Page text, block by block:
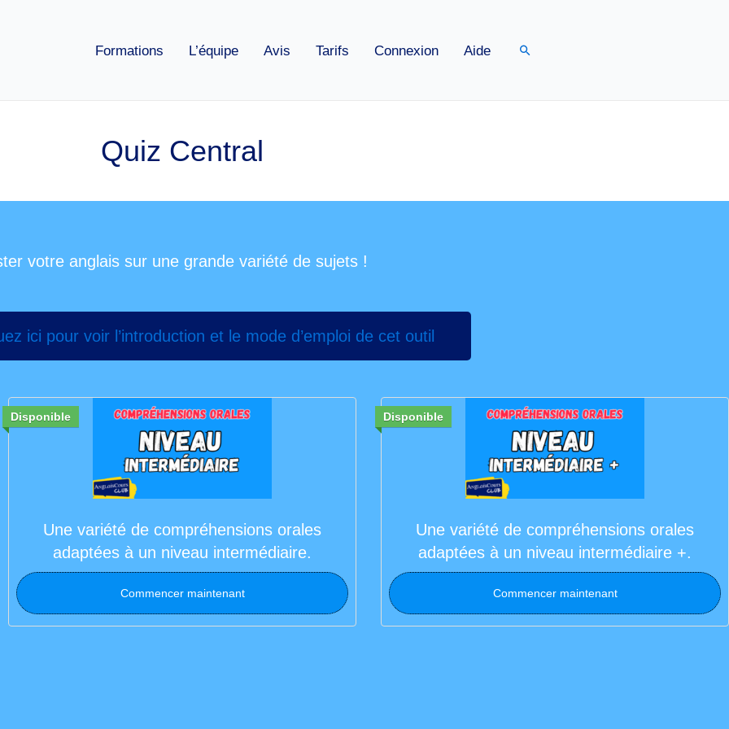
Formations L’équipe Avis Tarifs Connexion Aide Rechercher
Quiz Central
votre anglais sur une grande variété de sujets !
ici pour voir l’introduction et le mode d’emploi de cet outil
Disponible
Une variété de compréhensions orales
adaptées à un niveau intermédiaire.
Commencer maintenant
Disponible
Une variété de compréhensions orales
adaptées à un niveau intermédiaire +.
Commencer maintenant